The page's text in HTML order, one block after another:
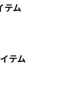
テム
テム